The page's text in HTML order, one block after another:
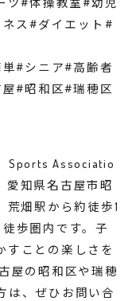
ス#ダイエット#
#シニア#高齢者
#昭和区#瑞穂区
Sports Associatio
愛知県名古屋市昭
荒畑駅から約徒歩1
歩圏内です。子
すことの楽しさを
屋の昭和区や瑞穂
は、ぜひお問い合